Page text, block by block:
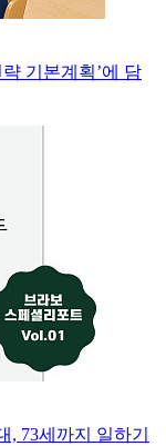
기본계획’에 담
, 73세까지 일하기